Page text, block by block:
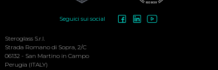
Menu
Seguici sui social
Steroglass S.r.l.
Strada Romano di Sopra, 2/C
06132 - San Martino in Campo
Perugia (ITALY)